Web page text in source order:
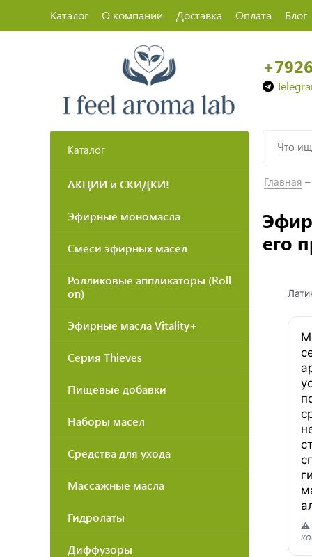
Каталог О компании Доставка Оплата Блог
Каталог
АКЦИИ и СКИДКИ!
Эфирные мономасла
Смеси эфирных масел
Ролликовые аппликаторы (Roll
on)
Эфирные масла Vitality+
Серия Thieves
Пищевые добавки
Наборы масел
Средства для ухода
Массажные масла
Гидролаты
Диффузоры
Главная
его
⚠️